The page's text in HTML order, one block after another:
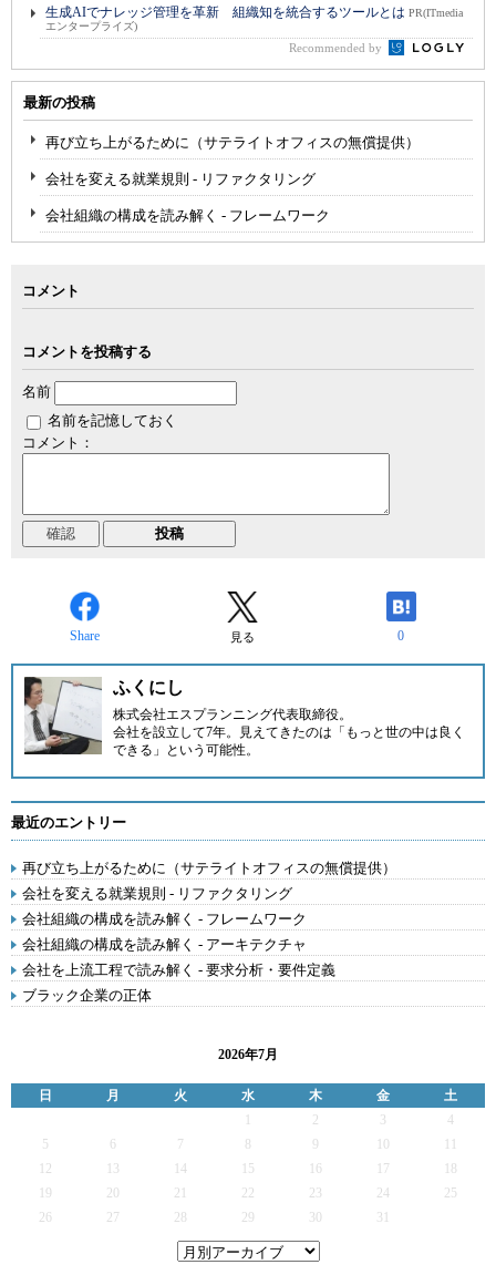
生成AIでナレッジ管理を革新 組織知を統合するツールとは PR(ITmedia
エンタープライズ)
Recommended by
最新の投稿
再び立ち上がるために（サテライトオフィスの無償提供）
会社を変える就業規則 - リファクタリング
会社組織の構成を読み解く - フレームワーク
コメント
コメントを投稿する
名前
名前を記憶しておく
コメント：
Share 見る 0
ふくにし
株式会社エスプランニング代表取締役。
会社を設立して7年。見えてきたのは「もっと世の中は良く
できる」という可能性。
最近のエントリー
再び立ち上がるために（サテライトオフィスの無償提供）
会社を変える就業規則 - リファクタリング
会社組織の構成を読み解く - フレームワーク
会社組織の構成を読み解く - アーキテクチャ
会社を上流工程で読み解く - 要求分析・要件定義
ブラック企業の正体
2026年7月
日 月 火 水 木 金
土
2 3
4
5
6 7 9
12
13 14 15 16 17
19
20 21 22 23 24
25
26
27 28 29 30 31